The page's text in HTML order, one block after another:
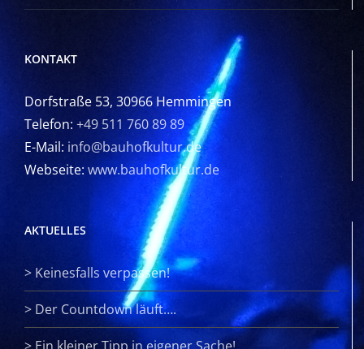
KONTAKT
Dorfstraße 53, 30966 Hemmingen
Telefon: +49 511 760 89 89
E-Mail: info@bauhofkultur.de
Webseite: www.bauhofkultur.de
AKTUELLES
> Keinesfalls verpassen!
> Der Countdown läuft….